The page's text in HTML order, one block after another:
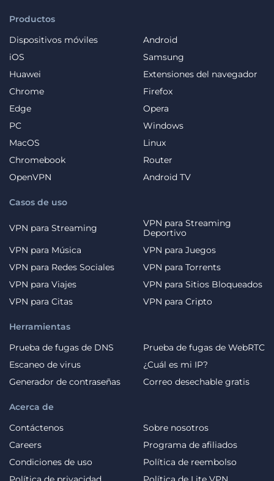
Productos
Dispositivos móviles
Android
iOS
Samsung
Huawei
Extensiones del navegador
Chrome
Firefox
Edge
Opera
PC
Windows
MacOS
Linux
Chromebook
Router
OpenVPN
Android TV
Casos de uso
VPN para Streaming
VPN para Streaming
Deportivo
VPN para Música
VPN para Juegos
VPN para Redes Sociales
VPN para Torrents
VPN para Viajes
VPN para Sitios Bloqueados
VPN para Citas
VPN para Cripto
Acerca de
Contáctenos
Sobre nosotros
Careers
Programa de afiliados
Condiciones de uso
Política de reembolso
Herramientas
Prueba de fugas de DNS
Prueba de fugas de WebRTC
Escaneo de virus
¿Cuál es mi IP?
Generador de contraseñas
Correo desechable gratis